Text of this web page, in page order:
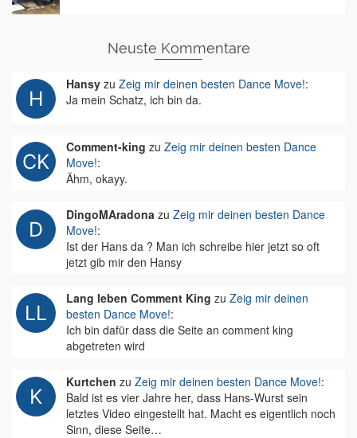
Neuste Kommentare
Hansy zu Zeig mir deinen besten Dance Move!:
Ja mein Schatz, ich bin da.
Comment-king zu Zeig mir deinen besten Dance
Move!:
Ähm, okayy.
DingoMAradona zu Zeig mir deinen besten Dance
Move!:
Ist der Hans da ? Man ich schreibe hier jetzt so oft
jetzt gib mir den Hansy
Lang leben Comment King zu Zeig mir deinen
besten Dance Move!:
Ich bin dafür dass die Seite an comment king
abgetreten wird
Kurtchen zu Zeig mir deinen besten Dance Move!:
Bald ist es vier Jahre her, dass Hans-Wurst sein
letztes Video eingestellt hat. Macht es eigentlich noch
Sinn, diese Seite…